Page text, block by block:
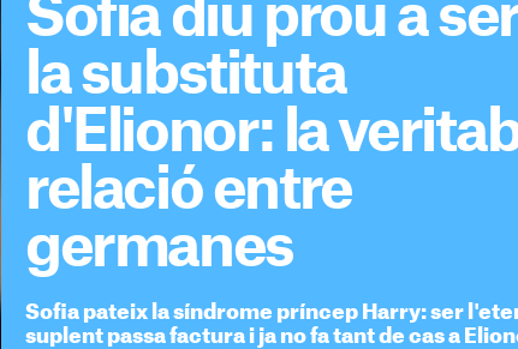
Sofia diu prou a
la substituta
d'Elionor: la
relació entre
germanes
Sofia pateix la síndrome príncep Harry: ser
suplent passa factura i ja no fa tant de cas a